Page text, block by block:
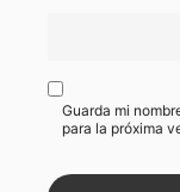
Guarda mi
para la próxima